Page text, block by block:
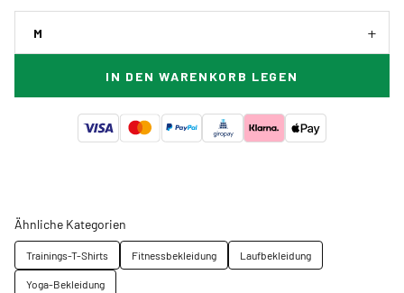
M
IN DEN WARENKORB LEGEN
Ähnliche Kategorien
Trainings-T-Shirts Fitnessbekleidung
Laufbekleidung
Yoga-Bekleidung